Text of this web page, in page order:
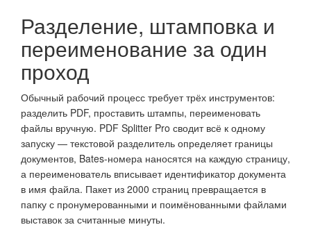
Разделение, штамповка и
переименование за один
проход
Обычный рабочий процесс требует трёх инструментов:
разделить PDF, проставить штампы, переименовать
файлы вручную. PDF Splitter Pro сводит всё к одному
запуску — текстовой разделитель определяет границы
документов, Bates-номера наносятся на каждую страницу,
а переименователь вписывает идентификатор документа
в имя файла. Пакет из 2000 страниц превращается в
папку с пронумерованными и поимёнованными файлами
выставок за считанные минуты.